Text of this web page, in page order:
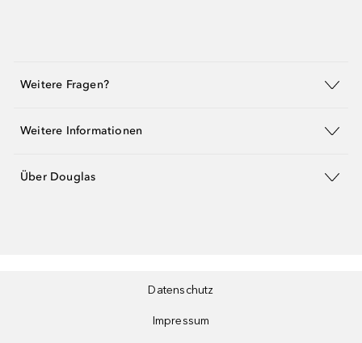
Weitere Fragen?
Weitere Informationen
Über Douglas
Datenschutz
Impressum